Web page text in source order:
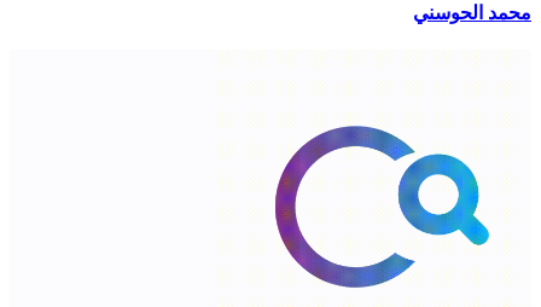
محمد الحوسني